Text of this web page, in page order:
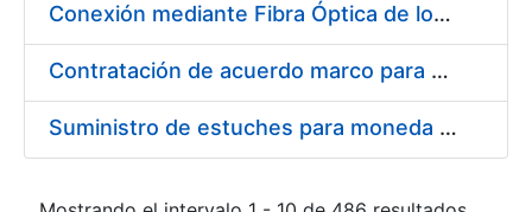
Conexión mediante Fibra Óptica de los Centros de Proceso de Datos (CPDs) de las sedes de la FNMT-RCM de Burgos y Madrid
Contratación de acuerdo marco para el Suministro de Material de Electricidad para la Fábrica Nacional de Moneda y Timbre-Real Casa de la Moneda en su centro de trabajo de Burgos
Suministro de estuches para moneda de 30 €